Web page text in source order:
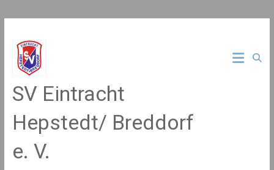
springen
SV Eintracht
Hepstedt/ Breddorf
e. V.